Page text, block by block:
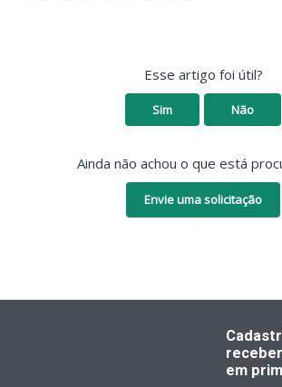
Esse artigo foi útil?
Sim Não
Ainda não achou o que está
Envie uma solicitação